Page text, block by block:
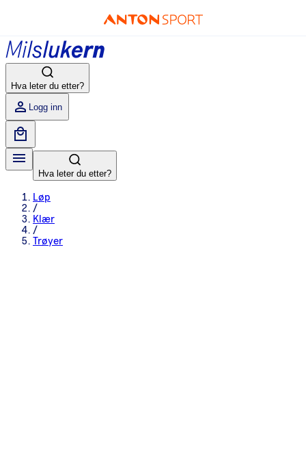
Hva leter du etter?
Logg inn
Hva leter du etter?
Løp
/
Klær
/
Trøyer